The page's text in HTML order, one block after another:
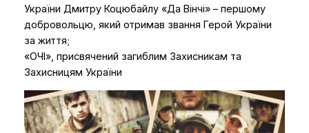
України Дмитру Коцюбайлу «Да Вінчі» – першому
добровольцю, який отримав звання Герой України
за життя;
«ОЧІ», присвячений загиблим Захисникам та
Захисницям України